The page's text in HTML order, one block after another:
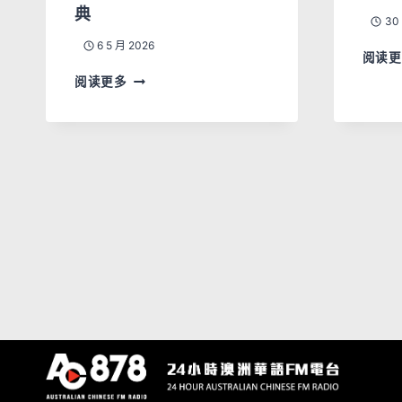
典
6 5 月 2026
阅读更多
30
阅读